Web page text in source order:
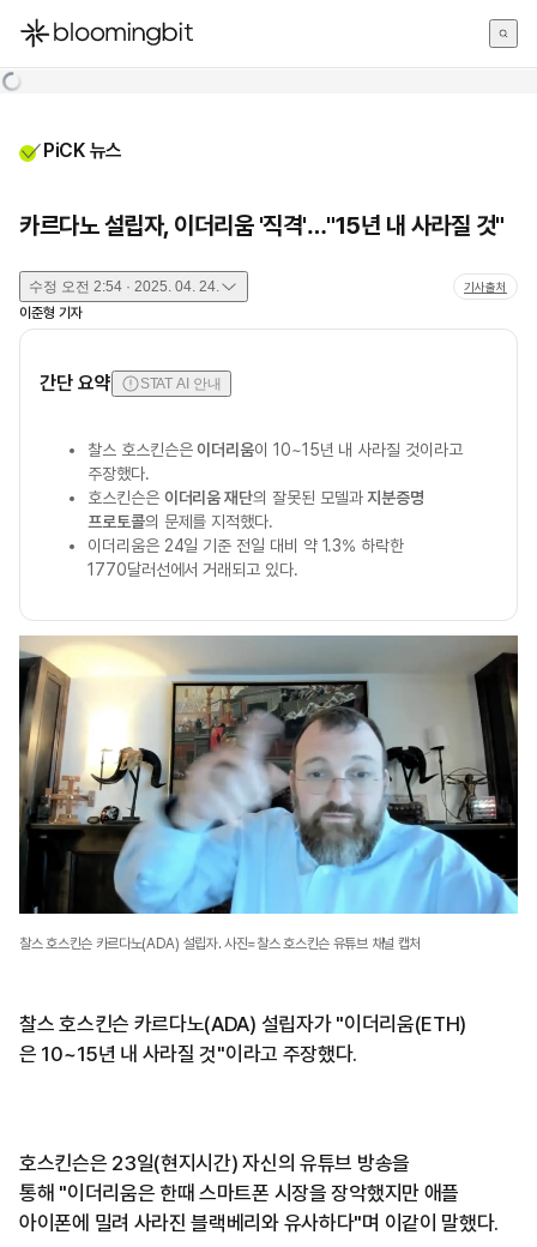
한국어
PiCK 뉴스
카르다노 설립자, 이더리움 '직격'…"15년 내 사라질 것"
수정 오전 2:54 · 2025. 04. 24. 기사출처
이준형 기자
간단 요약 STAT AI 안내
찰스 호스킨슨은이더리움이 10~15년 내 사라질 것이라고
주장했다.
호스킨슨은 이더리움 재단의 잘못된 모델과지분증명
프로토콜의 문제를 지적했다.
이더리움은 24일 기준 전일 대비 약 1.3% 하락한
1770달러선에서 거래되고 있다.
찰스 호스킨슨 카르다노(ADA) 설립자. 사진=찰스 호스킨슨 유튜브 채널 캡처
찰스 호스킨슨 카르다노(ADA) 설립자가 "이더리움(ETH)
은 10~15년 내 사라질 것"이라고 주장했다.
호스킨슨은 23일(현지시간) 자신의 유튜브 방송을
통해 "이더리움은 한때 스마트폰 시장을 장악했지만 애플
아이폰에 밀려 사라진 블랙베리와 유사하다"며 이같이 말했다.